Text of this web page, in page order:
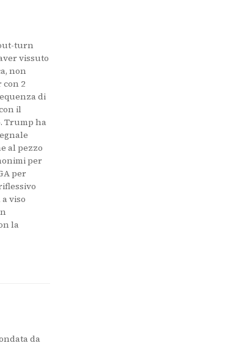
turn
vissuto
non
2
di
il
Trump ha
al pezzo
per
per
viso
la
da